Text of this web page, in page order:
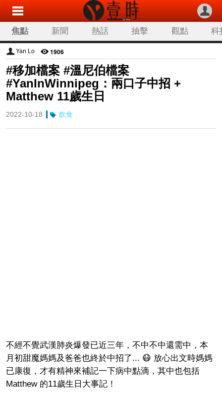
焦點 新聞 熱話 抽擊 觀點 科
Yan Lo 1906
#移加檔案 #溫尼伯檔案
#YanInWinnipeg：兩口子中招 +
Matthew 11歲生日
2022-10-18 飲食
不經不覺武漢肺炎爆發已近三年，不中不中還需中，本
月初甜魔媽媽及爸爸也終於中招了... 😷 放心出文時媽媽
已康復，才有精神來補記一下病中點滴，其中也包括
Matthew 的11歲生日大事記！